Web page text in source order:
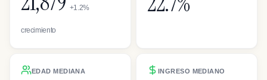
+1.2%
crecimiento
EDAD MEDIANA INGRESO MEDIANO